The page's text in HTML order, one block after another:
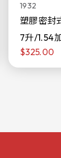
1932
塑膠密封
7升/1.54
$325.00